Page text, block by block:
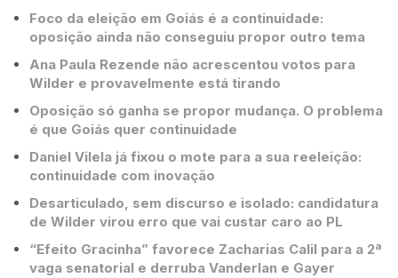
Foco da eleição em Goiás é a continuidade:
oposição ainda não conseguiu propor outro tema
Ana Paula Rezende não acrescentou votos para
Wilder e provavelmente está tirando
Oposição só ganha se propor mudança. O problema
é que Goiás quer continuidade
Daniel Vilela já fixou o mote para a sua reeleição:
continuidade com inovação
Desarticulado, sem discurso e isolado: candidatura
de Wilder virou erro que vai custar caro ao PL
“Efeito Gracinha” favorece Zacharias Calil para a 2ª
vaga senatorial e derruba Vanderlan e Gayer